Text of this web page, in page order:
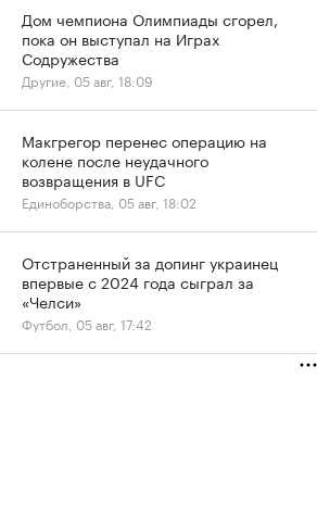
Дом чемпиона Олимпиады сгорел,
пока он выступал на Играх
Содружества
Другие, 05 авг, 18:09
Макгрегор перенес операцию на
колене после неудачного
возвращения в UFC
Единоборства, 05 авг, 18:02
Отстраненный за допинг украинец
впервые с 2024 года сыграл за
«Челси»
Футбол, 05 авг, 17:42